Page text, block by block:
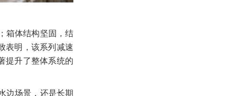
箱体结构坚固，结
表明，该系列减速
提升了整体系统的
边场景，还是长期